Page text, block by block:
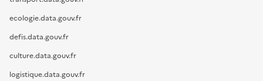
ecologie.data.gouv.fr
defis.data.gouv.fr
culture.data.gouv.fr
logistique.data.gouv.fr